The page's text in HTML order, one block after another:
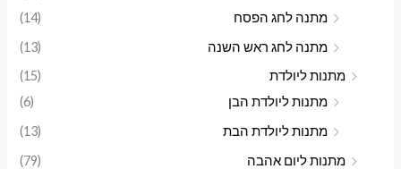
מתנה לחג הפסח
(14)
מתנה לחג ראש השנה
(13)
מתנות ליולדת
(15)
מתנות ליולדת הבן
(6)
מתנות ליולדת הבת
(13)
מתנות ליום אהבה
(79)